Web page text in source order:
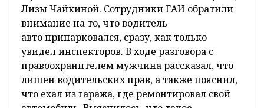
Лизы Чайкиной. Сотрудники ГАИ обратили
внимание на то, что водитель
авто припарковался, сразу, как только
увидел инспекторов. В ходе разговора с
правоохранителем мужчина рассказал, что
лишен водительских прав, а также пояснил,
что ехал из гаража, где ремонтировал свой